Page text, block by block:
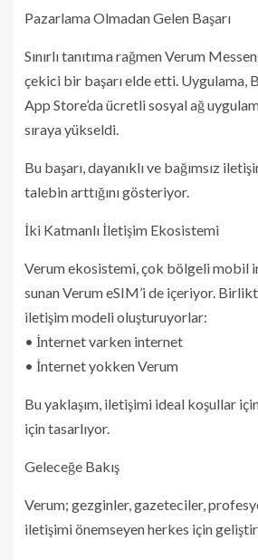
Pazarlama Olmadan Gelen Başarı
Sınırlı tanıtıma rağmen Verum
çekici bir başarı elde etti. Uygulama,
App Store’da ücretli sosyal ağ
sıraya yükseldi.
Bu başarı, dayanıklı ve bağımsız
talebin arttığını gösteriyor.
İki Katmanlı İletişim Ekosistemi
Verum ekosistemi, çok bölgeli mobil
sunan Verum eSIM’i de içeriyor.
iletişim modeli oluşturuyorlar:
• İnternet varken internet
• İnternet yokken Verum
Bu yaklaşım, iletişimi ideal koşullar
için tasarlıyor.
Geleceğe Bakış
Verum; gezginler, gazeteciler,
iletişimi önemseyen herkes için